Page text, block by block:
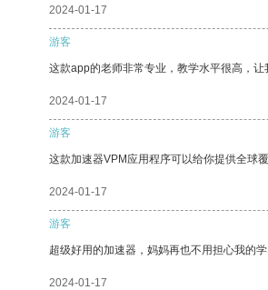
2024-01-17
游客
这款app的老师非常专业，教学水平很高，让
2024-01-17
游客
这款加速器VPM应用程序可以给你提供全球
2024-01-17
游客
超级好用的加速器，妈妈再也不用担心我的学
2024-01-17